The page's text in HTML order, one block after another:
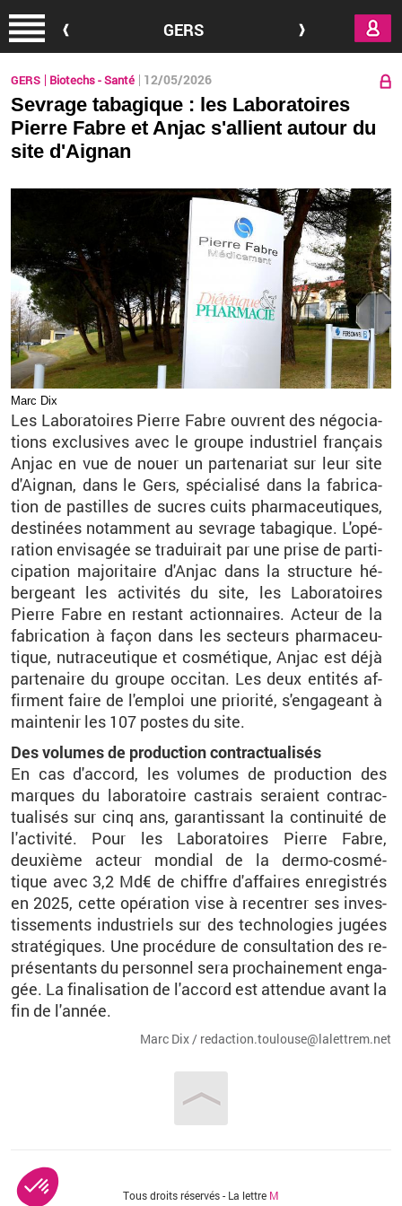
GERS
GERS Biotechs - Santé 12/05/2026
Sevrage tabagique : les Laboratoires
Pierre Fabre et Anjac s'allient autour du
site d'Aignan
Marc Dix
Les La­bo­ra­toires Pierre Fabre ouvrent des né­go­cia­
tions ex­clu­sives avec le groupe in­dus­triel fran­çais
Anjac en vue de nouer un par­te­na­riat sur leur site
d'Ai­gnan, dans le Gers, spé­cia­lisé dans la fa­bri­ca­
tion de pas­tilles de sucres cuits phar­ma­ceu­tiques,
des­ti­nées no­tam­ment au se­vrage ta­ba­gique. L'opé­
ra­tion en­vi­sa­gée se tra­dui­rait par une prise de par­ti­
ci­pa­tion ma­jo­ri­taire d'An­jac dans la struc­ture hé­
ber­geant les ac­ti­vi­tés du site, les La­bo­ra­toires
Pierre Fabre en res­tant ac­tion­naires. Ac­teur de la
fa­bri­ca­tion à façon dans les sec­teurs phar­ma­ceu­
tique, nu­tra­ceu­tique et cos­mé­tique, Anjac est déjà
par­te­naire du groupe oc­ci­tan. Les deux en­ti­tés af­
firment faire de l'em­ploi une prio­rité, s'en­ga­geant à
main­te­nir les 107 postes du site.
Des vo­lumes de pro­duc­tion contrac­tua­li­sés
En cas d'ac­cord, les vo­lumes de pro­duc­tion des
marques du la­bo­ra­toire cas­trais se­raient contrac­
tua­li­sés sur cinq ans, ga­ran­tis­sant la conti­nuité de
l'ac­ti­vité. Pour les La­bo­ra­toires Pierre Fabre,
deuxième ac­teur mon­dial de la dermo-cos­mé­
tique avec 3,2 Md€ de chiffre d'af­faires en­re­gis­trés
en 2025, cette opé­ra­tion vise à re­cen­trer ses in­ves­
tis­se­ments in­dus­triels sur des tech­no­lo­gies ju­gées
stra­té­giques. Une pro­cé­dure de consul­ta­tion des re­
pré­sen­tants du per­son­nel sera pro­chai­ne­ment en­ga­
gée. La fi­na­li­sa­tion de l'ac­cord est at­ten­due avant la
fin de l'an­née.
Marc Dix / re­dac­tion.​tou­lou­se@​la­let­trem.​net
Vous êtes ici
Tous droits réservés - La lettre M